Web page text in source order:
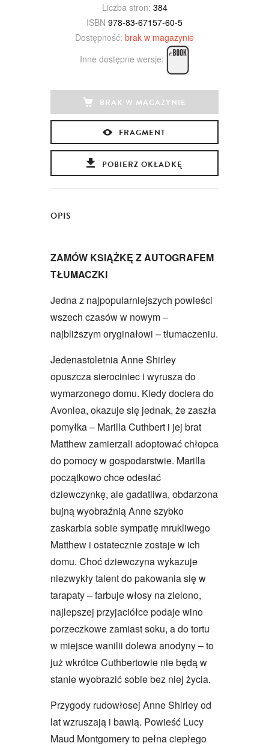
Liczba stron: 384
ISBN 978-83-67157-60-5
Dostępność: brak w magazynie
Inne dostępne wersje:
BRAK W MAGAZYNIE
FRAGMENT
POBIERZ OKŁADKĘ
OPIS
ZAMÓW KSIĄŻKĘ Z AUTOGRAFEM
TŁUMACZKI
Jedna z najpopularniejszych powieści
wszech czasów w nowym –
najbliższym oryginałowi – tłumaczeniu.
Jedenastoletnia Anne Shirley
opuszcza sierociniec i wyrusza do
wymarzonego domu. Kiedy dociera do
Avonlea, okazuje się jednak, że zaszła
pomyłka – Marilla Cuthbert i jej brat
Matthew zamierzali adoptować chłopca
do pomocy w gospodarstwie. Marilla
początkowo chce odesłać
dziewczynkę, ale gadatliwa, obdarzona
bujną wyobraźnią Anne szybko
zaskarbia sobie sympatię mrukliwego
Matthew i ostatecznie zostaje w ich
domu. Choć dziewczyna wykazuje
niezwykły talent do pakowania się w
tarapaty – farbuje włosy na zielono,
najlepszej przyjaciółce podaje wino
porzeczkowe zamiast soku, a do tortu
w miejsce wanilii dolewa anodyny – to
już wkrótce Cuthbertowie nie będą w
stanie wyobrazić sobie bez niej życia.
Przygody rudowłosej Anne Shirley od
lat wzruszają i bawią. Powieść Lucy
Maud Montgomery to pełna ciepłego